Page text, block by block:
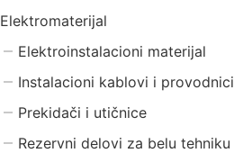
Elektromaterijal
Elektroinstalacioni materijal
Instalacioni kablovi i provodnici
Prekidači i utičnice
Rezervni delovi za belu tehniku